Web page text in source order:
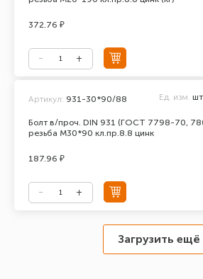
372.76 ₽
Болт в/проч. DIN 931 (ГОСТ 7798-70,
резьба М30*90 кл.пр.8.8 цинк
Артикул: 931-30*90/88 Ед. изм.
187.96 ₽
Загрузить ещё